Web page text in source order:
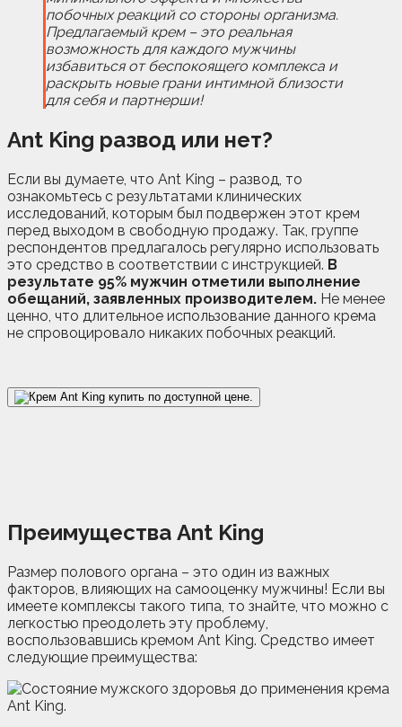
побочных реакций со стороны организма.
Предлагаемый крем – это реальная
возможность для каждого мужчины
избавиться от беспокоящего комплекса и
раскрыть новые грани интимной близости
для себя и партнерши!
Ant King развод или нет?
Если вы думаете, что Ant King – развод, то
ознакомьтесь с результатами клинических
исследований, которым был подвержен этот крем
перед выходом в свободную продажу. Так, группе
респондентов предлагалось регулярно использовать
это средство в соответствии с инструкцией. В
результате 95% мужчин отметили выполнение
обещаний, заявленных производителем. Не менее
ценно, что длительное использование данного крема
не спровоцировало никаких побочных реакций.
Преимущества Ant King
Размер полового органа – это один из важных
факторов, влияющих на самооценку мужчины! Если вы
имеете комплексы такого типа, то знайте, что можно с
легкостью преодолеть эту проблему,
воспользовавшись кремом Ant King. Средство имеет
следующие преимущества: